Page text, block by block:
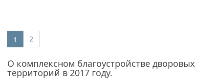
1 (current)
2
О комплексном благоустройстве дворовых
территорий в 2017 году.